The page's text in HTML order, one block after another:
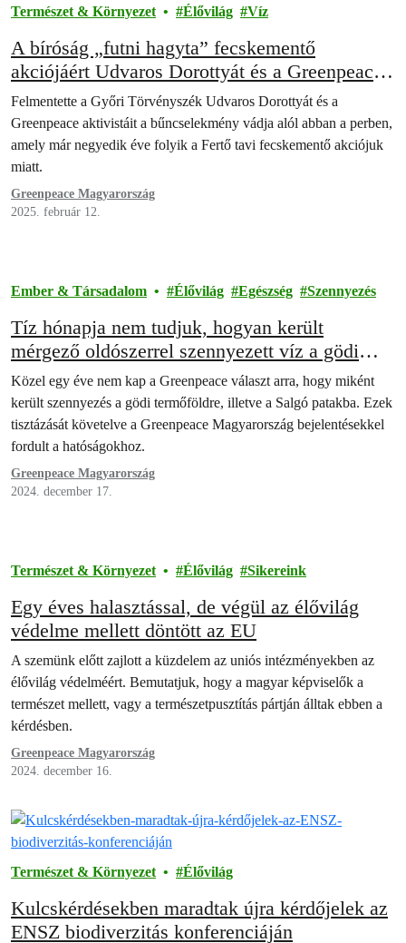
Természet & Környezet Élővilág Víz
A bíróság „futni hagyta” fecskementő
akciójáért Udvaros Dorottyát és a Greenpeace
aktivistáit
Felmentette a Győri Törvényszék Udvaros Dorottyát és a
Greenpeace aktivistáit a bűncselekmény vádja alól abban a perben,
amely már negyedik éve folyik a Fertő tavi fecskementő akciójuk
miatt.
Greenpeace Magyarország
2025. február 12.
Ember & Társadalom Élővilág Egészség Szennyezés
Tíz hónapja nem tudjuk, hogyan került
mérgező oldószerrel szennyezett víz a gödi
termőföldre
Közel egy éve nem kap a Greenpeace választ arra, hogy miként
került szennyezés a gödi termőföldre, illetve a Salgó patakba. Ezek
tisztázását követelve a Greenpeace Magyarország bejelentésekkel
fordult a hatóságokhoz.
Greenpeace Magyarország
2024. december 17.
Természet & Környezet Élővilág Sikereink
Egy éves halasztással, de végül az élővilág
védelme mellett döntött az EU
A szemünk előtt zajlott a küzdelem az uniós intézményekben az
élővilág védelméért. Bemutatjuk, hogy a magyar képviselők a
természet mellett, vagy a természetpusztítás pártján álltak ebben a
kérdésben.
Greenpeace Magyarország
2024. december 16.
Természet & Környezet Élővilág
Kulcskérdésekben maradtak újra kérdőjelek az
ENSZ biodiverzitás konferenciáján